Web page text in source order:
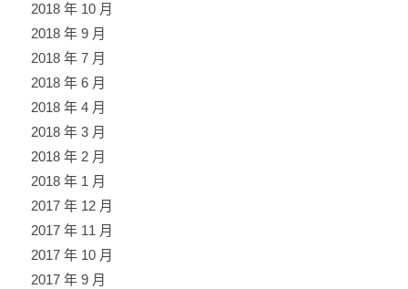
2018 年 10 月
2018 年 9 月
2018 年 7 月
2018 年 6 月
2018 年 4 月
2018 年 3 月
2018 年 2 月
2018 年 1 月
2017 年 12 月
2017 年 11 月
2017 年 10 月
2017 年 9 月